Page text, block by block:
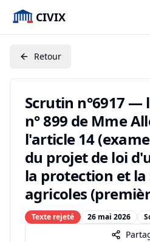
CIVIX
Retour
Scrutin n°6917
n° 899 de Mme
l'article 14
du projet de loi
la protection et
agricoles
Texte rejeté 26 mai 2026